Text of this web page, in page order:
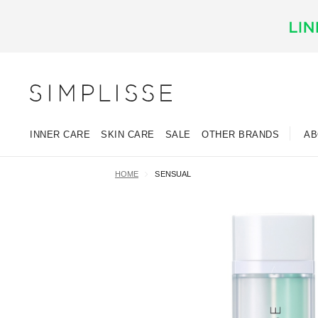
INNER CARE SKIN CARE SALE OTHER BRANDS
HOME SENSUAL